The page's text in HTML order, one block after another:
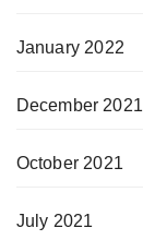
January 2022
December 2021
October 2021
July 2021